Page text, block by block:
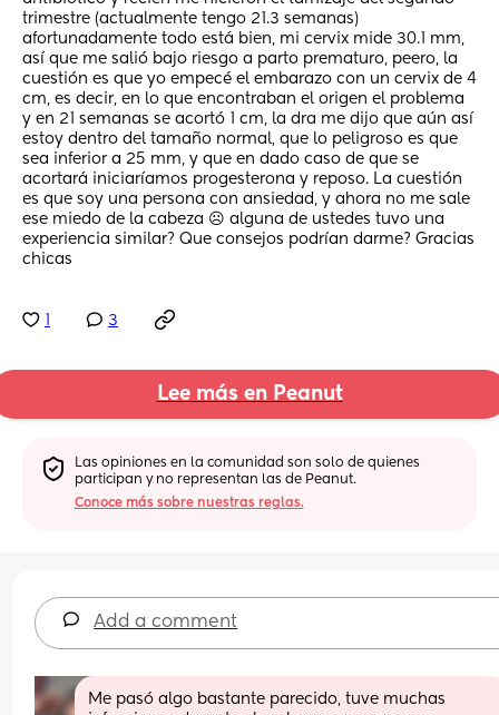
trimestre (actualmente tengo 21.3 semanas)
afortunadamente todo está bien, mi cervix mide 30.1 mm,
así que me salió bajo riesgo a parto prematuro, peero, la
cuestión es que yo empecé el embarazo con un cervix de 4
cm, es decir, en lo que encontraban el origen el problema
y en 21 semanas se acortó 1 cm, la dra me dijo que aún así
estoy dentro del tamaño normal, que lo peligroso es que
sea inferior a 25 mm, y que en dado caso de que se
acortará iniciaríamos progesterona y reposo. La cuestión
es que soy una persona con ansiedad, y ahora no me sale
ese miedo de la cabeza ☹️ alguna de ustedes tuvo una
experiencia similar? Que consejos podrían darme? Gracias
chicas
3
Lee más en Peanut
Las opiniones en la comunidad son solo de quienes
participan y no representan las de Peanut.
Conoce más sobre nuestras reglas.
Add a comment
Me pasó algo bastante parecido, tuve muchas